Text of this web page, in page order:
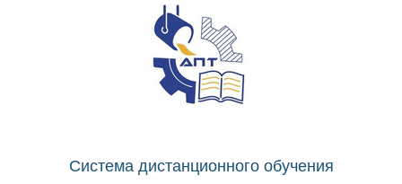
Перейти к основному содержанию
Система дистанционного обучения